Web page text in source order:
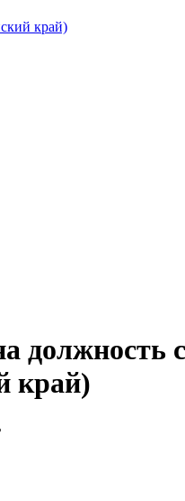
край)
должность
край)